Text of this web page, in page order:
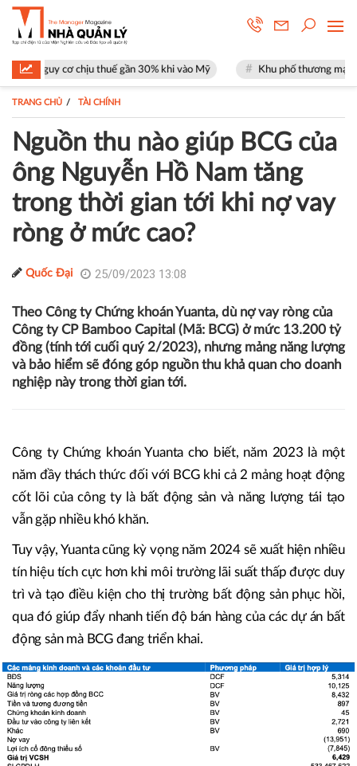
chịu thuế gần 30% khi vào Mỹ Khu phố thương mại SOHO tại The
TRANG CHỦ TÀI CHÍNH
Nguồn thu nào giúp BCG của
ông Nguyễn Hồ Nam tăng
trong thời gian tới khi nợ vay
ròng ở mức cao?
Quốc Đại 25/09/2023 13:08
Theo Công ty Chứng khoán Yuanta, dù nợ vay ròng của
Công ty CP Bamboo Capital (Mã: BCG) ở mức 13.200 tỷ
đồng (tính tới cuối quý 2/2023), nhưng mảng năng lượng
và bảo hiểm sẽ đóng góp nguồn thu khả quan cho doanh
nghiệp này trong thời gian tới.
Công ty Chứng khoán Yuanta cho biết, năm 2023 là một
năm đầy thách thức đối với BCG khi cả 2 mảng hoạt động
cốt lõi của công ty là bất động sản và năng lượng tái tạo
vẫn gặp nhiều khó khăn.
Tuy vậy, Yuanta cũng kỳ vọng năm 2024 sẽ xuất hiện nhiều
tín hiệu tích cực hơn khi môi trường lãi suất thấp được duy
trì và tạo điều kiện cho thị trường bất động sản phục hồi,
qua đó giúp đẩy nhanh tiến độ bán hàng của các dự án bất
động sản mà BCG đang triển khai.